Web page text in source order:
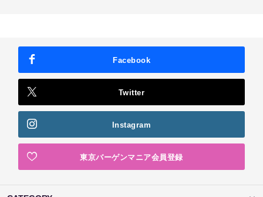
Facebook
Twitter
Instagram
東京バーゲンマニア会員登録